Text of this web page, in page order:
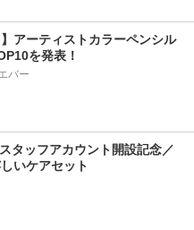
】アーティストカラーペンシル
を発表！
バー
タッフアカウント開設記念／
いケアセット